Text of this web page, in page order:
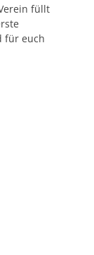
füllt
für euch